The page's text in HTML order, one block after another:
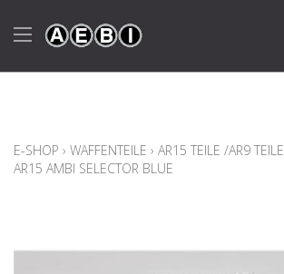
E-SHOP › WAFFENTEILE › AR15 TEILE /AR9 TEILE
AR15 AMBI SELECTOR BLUE